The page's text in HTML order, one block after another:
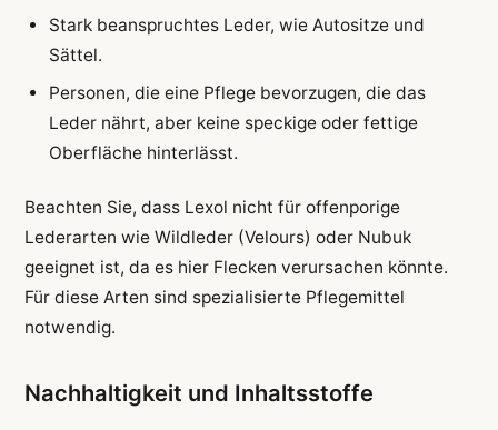
Stark beanspruchtes Leder, wie Autositze und
Sättel.
Personen, die eine Pflege bevorzugen, die das
Leder nährt, aber keine speckige oder fettige
Oberfläche hinterlässt.
Beachten Sie, dass Lexol nicht für offenporige
Lederarten wie Wildleder (Velours) oder Nubuk
geeignet ist, da es hier Flecken verursachen könnte.
Für diese Arten sind spezialisierte Pflegemittel
notwendig.
Nachhaltigkeit und Inhaltsstoffe